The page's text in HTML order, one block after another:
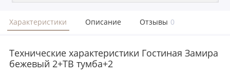
Характеристики Описание Отзывы 0
Технические характеристики Гостиная Замира
бежевый 2+ТВ тумба+2